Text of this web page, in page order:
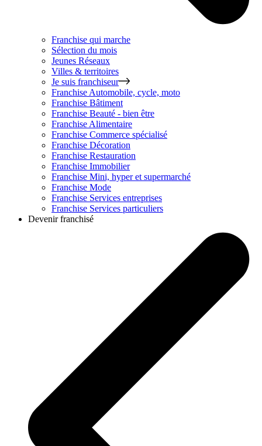
Franchise qui marche
Sélection du mois
Jeunes Réseaux
Villes & territoires
Je suis franchiseur
Franchise Automobile, cycle, moto
Franchise Bâtiment
Franchise Beauté - bien être
Franchise Alimentaire
Franchise Commerce spécialisé
Franchise Décoration
Franchise Restauration
Franchise Immobilier
Franchise Mini, hyper et supermarché
Franchise Mode
Franchise Services entreprises
Franchise Services particuliers
Devenir franchisé